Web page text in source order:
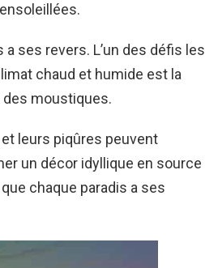
ses revers. L’un des défis les
chaud et humide est la
moustiques.
leurs piqûres peuvent
un décor idyllique en source
chaque paradis a ses